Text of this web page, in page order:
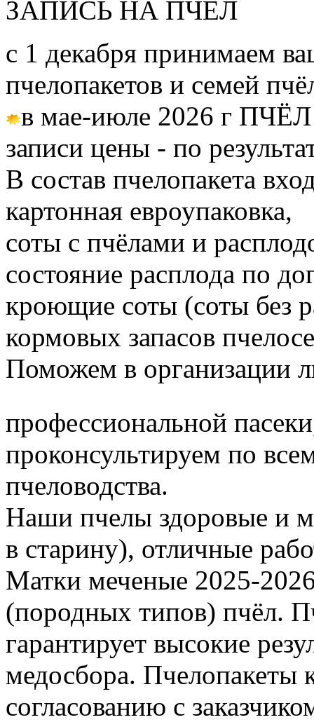
ЗАПИСЬ НА ПЧЁЛ
с 1 декабря принимаем
пчелопакетов и семей
в мае-июле 2026 г
записи цены - по
В состав пчелопакета
картонная евроупаковка,
соты с пчёлами и
состояние расплода по
кроющие соты (соты без
кормовых запасов
Поможем в организации
профессиональной
проконсультируем по
пчеловодства.
Наши пчелы здоровые и
в старину), отличные
Матки меченые 2025-
(породных типов) пчёл.
гарантирует высокие
медосбора. Пчелопакеты
согласованию с